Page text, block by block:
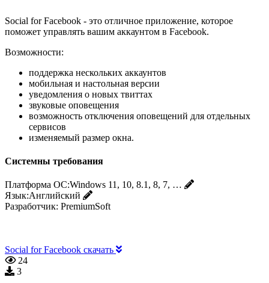
Social for Facebook - это отличное приложение, которое
поможет управлять вашим аккаунтом в Facebook.
Возможности:
поддержка нескольких аккаунтов
мобильная и настольная версии
уведомления о новых твиттах
звуковые оповещения
возможность отключения оповещений для отдельных
сервисов
изменяемый размер окна.
Системны требования
Платформа ОС:Windows 11, 10, 8.1, 8, 7, …
Язык:Английский
Разработчик: PremiumSoft
Social for Facebook скачать
24
3